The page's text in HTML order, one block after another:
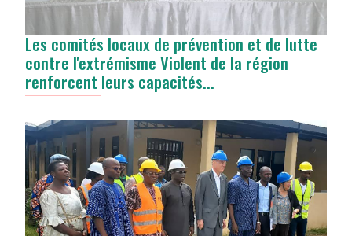
Les comités locaux de prévention et de lutte
contre l'extrémisme Violent de la région
renforcent leurs capacités...